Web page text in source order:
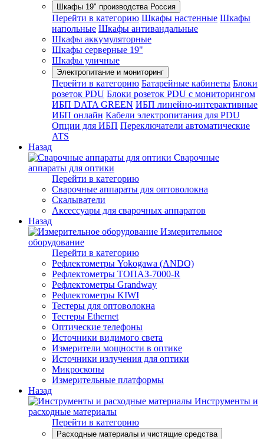
Шкафы 19" производства Россия
Перейти в категорию Шкафы настенные Шкафы
напольные Шкафы антивандальные
Шкафы аккумуляторные
Шкафы серверные 19"
Шкафы уличные
Электропитание и мониторинг
Перейти в категорию Батарейные кабинеты Блоки
розеток PDU Блоки розеток PDU с мониторингом
ИБП DATA GREEN ИБП линейно-интерактивные
ИБП онлайн Кабели электропитания для PDU
Опции для ИБП Переключатели автоматические
ATS
Назад
Сварочные
аппараты для оптики
Перейти в категорию
Сварочные аппараты для оптоволокна
Скалыватели
Аксессуары для сварочных аппаратов
Назад
Измерительное
оборудование
Перейти в категорию
Рефлектометры Yokogawa (ANDO)
Рефлектометры ТОПАЗ-7000-R
Рефлектометры Grandway
Рефлектометры KIWI
Тестеры для оптоволокна
Тестеры Ethernet
Оптические телефоны
Источники видимого света
Измерители мощности в оптике
Источники излучения для оптики
Микроскопы
Измерительные платформы
Назад
Инструменты и
расходные материалы
Перейти в категорию
Расходные материалы и чистящие средства